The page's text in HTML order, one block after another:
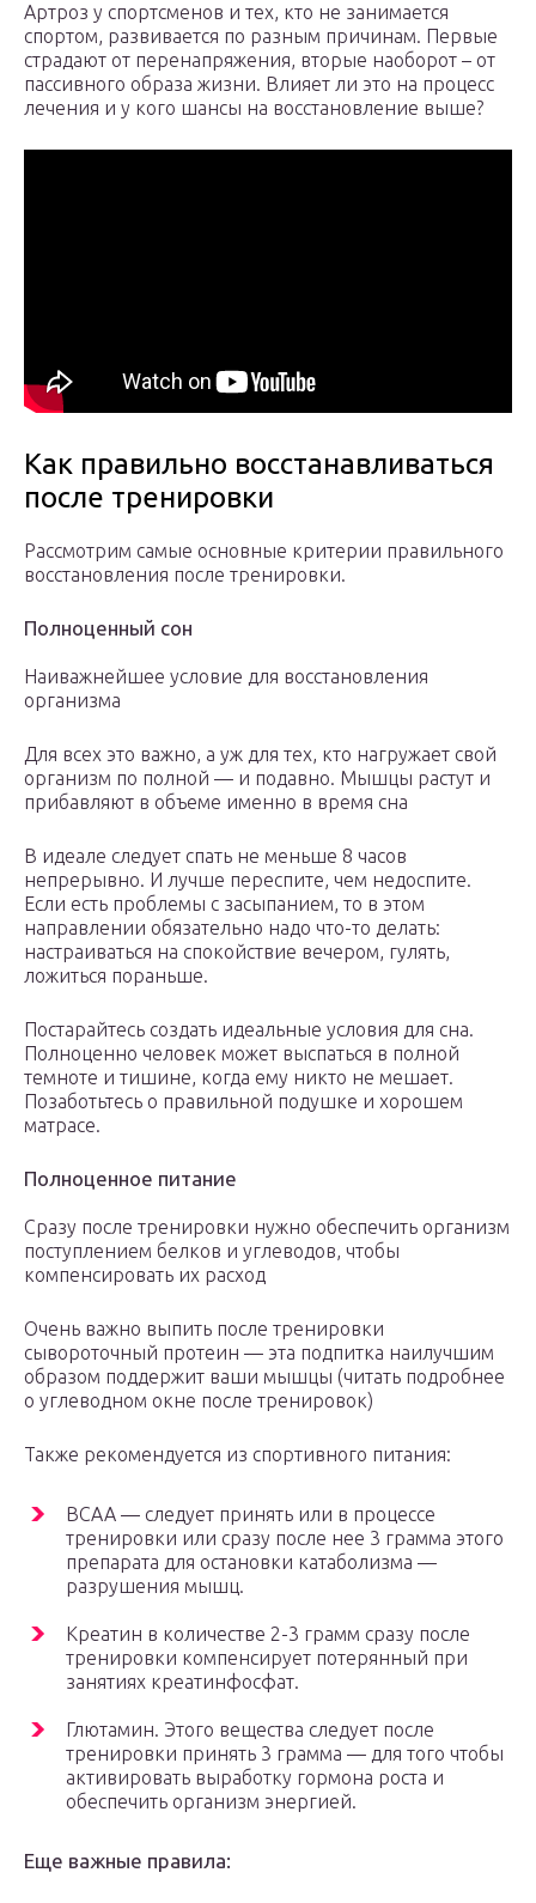
Артроз у спортсменов и тех, кто не занимается
спортом, развивается по разным причинам. Первые
страдают от перенапряжения, вторые наоборот – от
пассивного образа жизни. Влияет ли это на процесс
лечения и у кого шансы на восстановление выше?
Как правильно восстанавливаться
после тренировки
Рассмотрим самые основные критерии правильного
восстановления после тренировки.
Полноценный сон
Наиважнейшее условие для восстановления
организма
Для всех это важно, а уж для тех, кто нагружает свой
организм по полной — и подавно. Мышцы растут и
прибавляют в объеме именно в время сна
В идеале следует спать не меньше 8 часов
непрерывно. И лучше переспите, чем недоспите.
Если есть проблемы с засыпанием, то в этом
направлении обязательно надо что-то делать:
настраиваться на спокойствие вечером, гулять,
ложиться пораньше.
Постарайтесь создать идеальные условия для сна.
Полноценно человек может выспаться в полной
темноте и тишине, когда ему никто не мешает.
Позаботьтесь о правильной подушке и хорошем
матрасе.
Полноценное питание
Сразу после тренировки нужно обеспечить организм
поступлением белков и углеводов, чтобы
компенсировать их расход
Очень важно выпить после тренировки
сывороточный протеин — эта подпитка наилучшим
образом поддержит ваши мышцы (читать подробнее
о углеводном окне после тренировок)
Также рекомендуется из спортивного питания:
ВСАА — следует принять или в процессе
тренировки или сразу после нее 3 грамма этого
препарата для остановки катаболизма —
разрушения мышц.
Креатин в количестве 2-3 грамм сразу после
тренировки компенсирует потерянный при
занятиях креатинфосфат.
Глютамин. Этого вещества следует после
тренировки принять 3 грамма — для того чтобы
активировать выработку гормона роста и
обеспечить организм энергией.
Еще важные правила: